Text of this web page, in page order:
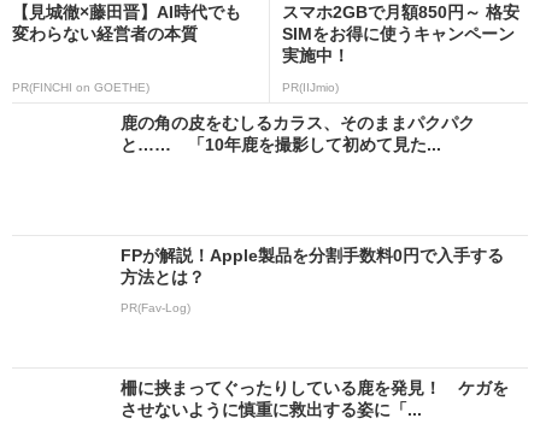
【見城徹×藤田晋】AI時代でも
変わらない経営者の本質
PR(FINCHI on GOETHE)
スマホ2GBで月額850円～ 格安
SIMをお得に使うキャンペーン
実施中！
PR(IIJmio)
鹿の角の皮をむしるカラス、そのままパクパク
と…… 「10年鹿を撮影して初めて見た...
FPが解説！Apple製品を分割手数料0円で入手する
方法とは？
PR(Fav-Log)
柵に挟まってぐったりしている鹿を発見！ ケガを
させないように慎重に救出する姿に「...